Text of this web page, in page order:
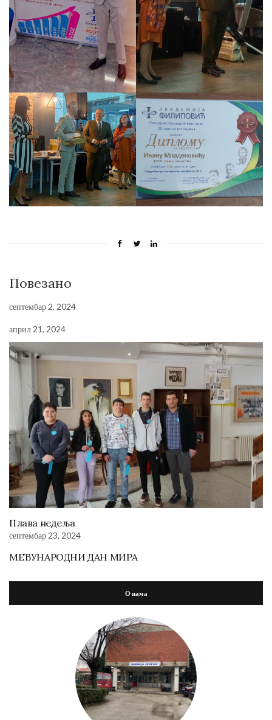
Повезано
септембар 2, 2024
април 21, 2024
Плава недеља
септембар 23, 2024
МЕЂУНАРОДНИ ДАН МИРА
О нама